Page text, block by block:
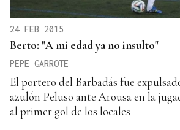
24 FEB 2015
Berto: "A mi edad ya no insulto"
PEPE GARROTE
El portero del Barbadás fue
azulón Peluso ante Arousa en la
al primer gol de los locales